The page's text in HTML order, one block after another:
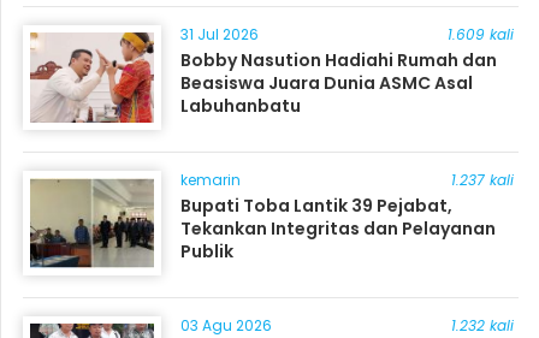
31 Jul 2026 1.609 kali
Bobby Nasution Hadiahi Rumah dan
Beasiswa Juara Dunia ASMC Asal
Labuhanbatu
kemarin 1.237 kali
Bupati Toba Lantik 39 Pejabat,
Tekankan Integritas dan Pelayanan
Publik
03 Agu 2026 1.232 kali